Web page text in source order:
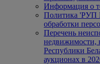
Информация о
Политика 'РУП
обработки
Перечень
недвижимости,
Республики
аукционах в